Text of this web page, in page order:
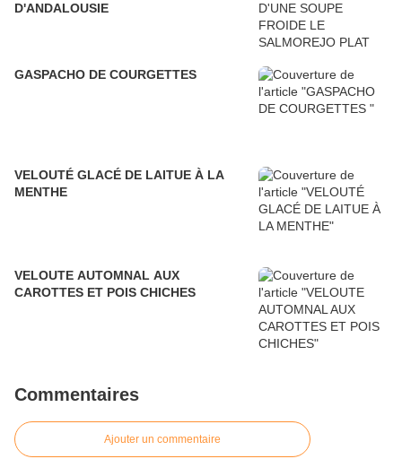
D'ANDALOUSIE
GASPACHO DE COURGETTES
VELOUTÉ GLACÉ DE LAITUE À LA
MENTHE
VELOUTE AUTOMNAL AUX
CAROTTES ET POIS CHICHES
Commentaires
Ajouter un commentaire